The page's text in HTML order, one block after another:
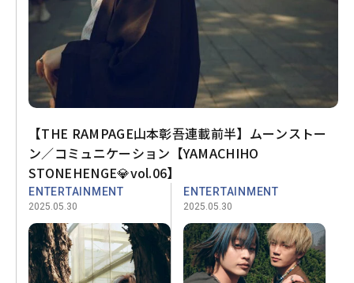
【THE RAMPAGE山本彰吾連載前半】ムーンストー
ン／コミュニケーション【YAMACHIHO
STONEHENGE💎vol.06】
ENTERTAINMENT
2025.05.30
ENTERTAINMENT
2025.05.30